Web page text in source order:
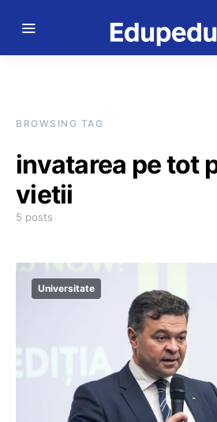
BROWSING TAG
invatarea pe tot
vietii
5 posts
Universitate